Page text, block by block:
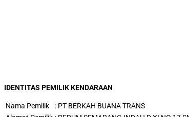
IDENTITAS PEMILIK KENDARAAN
Nama Pemilik : PT BERKAH BUANA TRANS